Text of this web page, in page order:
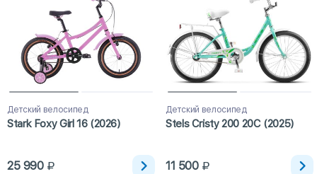
Детский велосипед
Stark Foxy Girl 16 (2026)
25 990
Детский велосипед
Stels Cristy 200 20C (2025)
11 500